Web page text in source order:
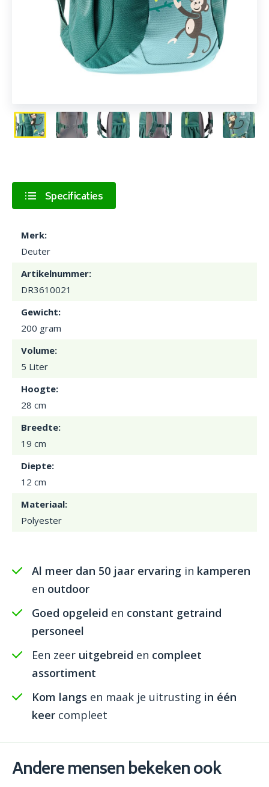
Specificaties
Merk:
Deuter
Artikelnummer:
DR3610021
Gewicht:
200 gram
Volume:
5 Liter
Hoogte:
28 cm
Breedte:
19 cm
Diepte:
12 cm
Materiaal:
Polyester
Al meer dan 50 jaar ervaring in kamperen
en outdoor
Goed opgeleid en constant getraind
personeel
Een zeer uitgebreid en compleet
assortiment
Kom langs en maak je uitrusting in één
keer compleet
Andere mensen bekeken ook